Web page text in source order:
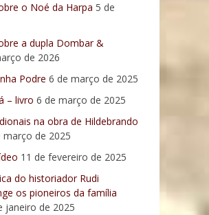
o Noé da Harpa 5 de
a dupla Dombar &
de 2026
Podre 6 de março de 2025
– livro 6 de março de 2025
na obra de Hildebrando
março de 2025
11 de fevereiro de 2025
do historiador Rudi
os pioneiros da família
janeiro de 2025